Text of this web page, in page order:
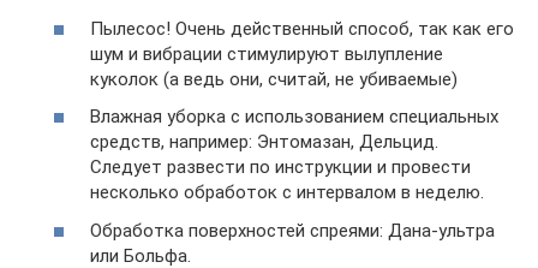
Пылесос! Очень действенный способ, так как его
шум и вибрации стимулируют вылупление
куколок (а ведь они, считай, не убиваемые)
Влажная уборка с использованием специальных
средств, например: Энтомазан, Дельцид.
Следует развести по инструкции и провести
несколько обработок с интервалом в неделю.
Обработка поверхностей спреями: Дана-ультра
или Больфа.